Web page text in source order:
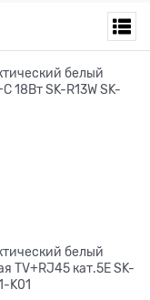
белый
18Вт SK-R13W SK-
белый
TV+RJ45 кат.5E SK-
K01